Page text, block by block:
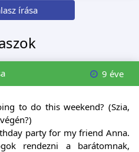
írása
9 éve
to do this weekend? (Szia,
party for my friend Anna.
rendezni a barátomnak,